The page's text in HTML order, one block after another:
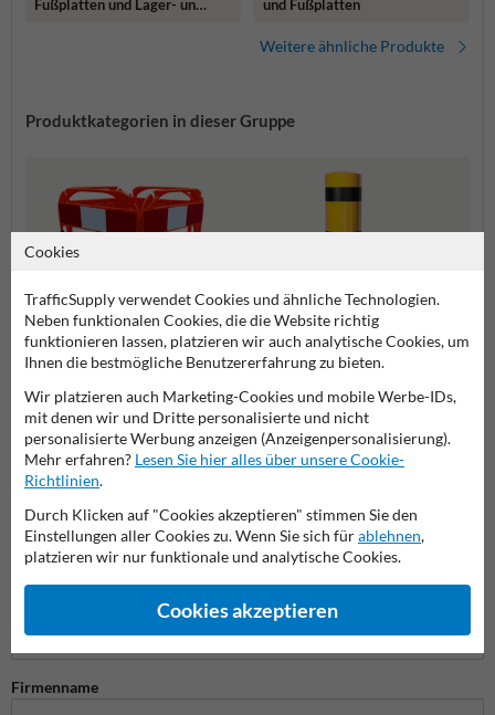
Fußplatten und Lager- und
und Fußplatten
Weitere ähnliche Produkte
Produktkategorien in dieser Gruppe
Absperrschrankengitter Rammschutzpoller
Rammschutz
Stellen Sie Ihre Frage an Anfahrschutzkaufen.de
Firmenname
Cookies
TrafficSupply verwendet Cookies und ähnliche Technologien.
Neben funktionalen Cookies, die die Website richtig
funktionieren lassen, platzieren wir auch analytische Cookies, um
Ihnen die bestmögliche Benutzererfahrung zu bieten.
Wir platzieren auch Marketing-Cookies und mobile Werbe-IDs,
mit denen wir und Dritte personalisierte und nicht
personalisierte Werbung anzeigen (Anzeigenpersonalisierung).
Mehr erfahren? Lesen Sie hier alles über unsere Cookie-
Richtlinien.
Durch Klicken auf "Cookies akzeptieren" stimmen Sie den
Einstellungen aller Cookies zu. Wenn Sie sich fürablehnen,
platzieren wir nur funktionale und analytische Cookies.
Cookies akzeptieren